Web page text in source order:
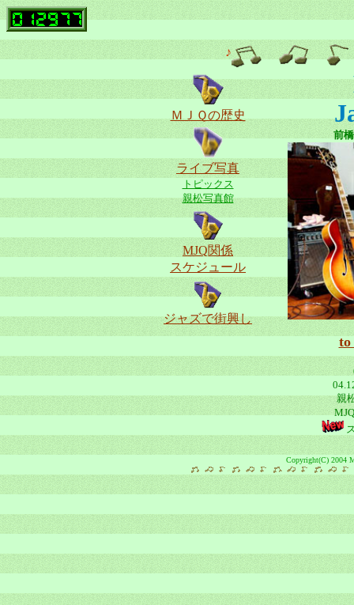
♪
ＭＪＱの歴史
ライブ写真
トピックス
親松写真館
MJQ関係
スケジュール
ジャズで街興し
前
to
親
Copyright(C) 2004